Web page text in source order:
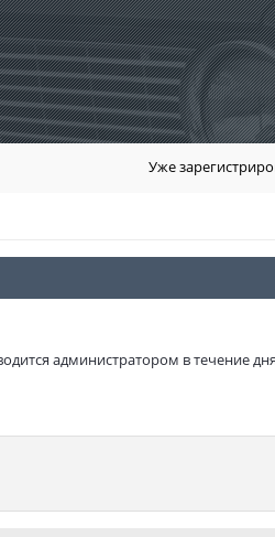
Уже
администратором в течение